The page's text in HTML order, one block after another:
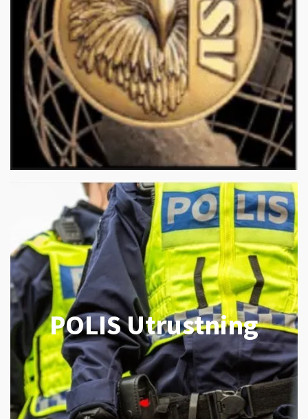
POLIS Utrustning